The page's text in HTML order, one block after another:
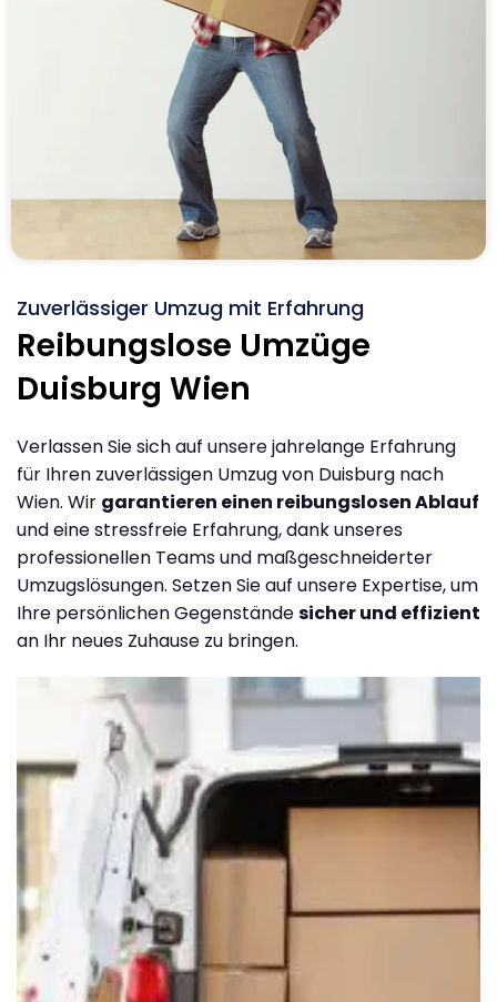
Zuverlässiger Umzug mit Erfahrung
Reibungslose Umzüge
Duisburg Wien
Verlassen Sie sich auf unsere jahrelange Erfahrung
für Ihren zuverlässigen Umzug von Duisburg nach
Wien. Wir garantieren einen reibungslosen Ablauf
und eine stressfreie Erfahrung, dank unseres
professionellen Teams und maßgeschneiderter
Umzugslösungen. Setzen Sie auf unsere Expertise, um
Ihre persönlichen Gegenständesicher und effizient
an Ihr neues Zuhause zu bringen.